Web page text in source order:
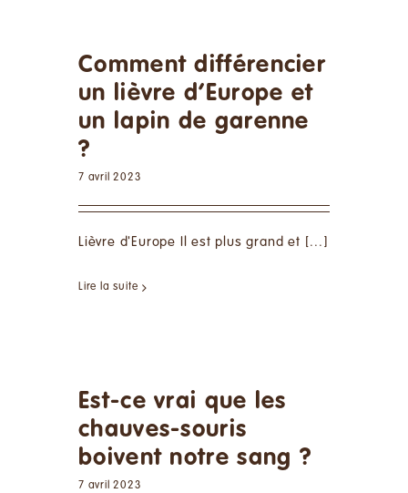
Comment différencier
un lièvre d’Europe et
un lapin de garenne
?
7 avril 2023
Lièvre d'Europe Il est plus grand et [...]
Lire la suite
Est-ce vrai que les
chauves-souris
boivent notre sang ?
7 avril 2023